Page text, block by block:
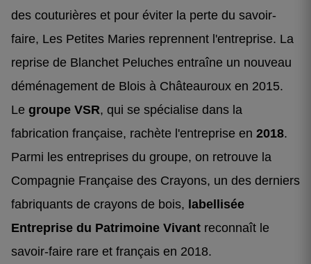
des couturières et pour éviter la perte du savoir-
faire, Les Petites Maries reprennent l'entreprise. La
reprise de Blanchet Peluches entraîne un nouveau
déménagement de Blois à Châteauroux en 2015.
Le groupe VSR, qui se spécialise dans la
fabrication française, rachète l'entreprise en 2018.
Parmi les entreprises du groupe, on retrouve la
Compagnie Française des Crayons, un des derniers
fabriquants de crayons de bois, labellisée
Entreprise du Patrimoine Vivant reconnaît le
savoir-faire rare et français en 2018.